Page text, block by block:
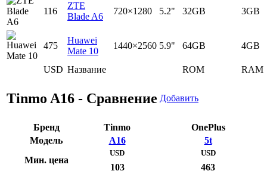
USD Название ROM RAM
116
ZTE
Blade A6
720×1280 5.2" 32GB 3GB
475
Huawei
Mate 10
1440×2560 5.9" 64GB 4GB
Tinmo A16 - Сравнение Добавить
Бренд Tinmo
OnePlus
Модель
A16
5t
Мин. цена
USD
103
USD
463